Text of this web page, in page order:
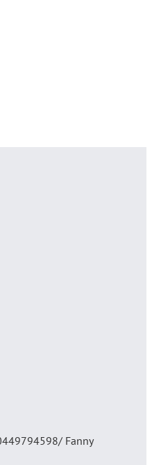
Fanny